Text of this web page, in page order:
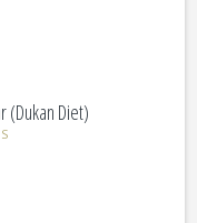
(Dukan Diet)